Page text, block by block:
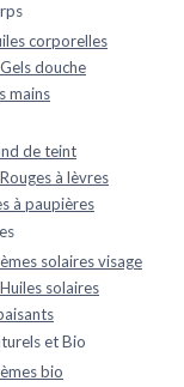
corporelles
douche
mains
de teint
à lèvres
à paupières
solaires visage
solaires
et Bio
bio